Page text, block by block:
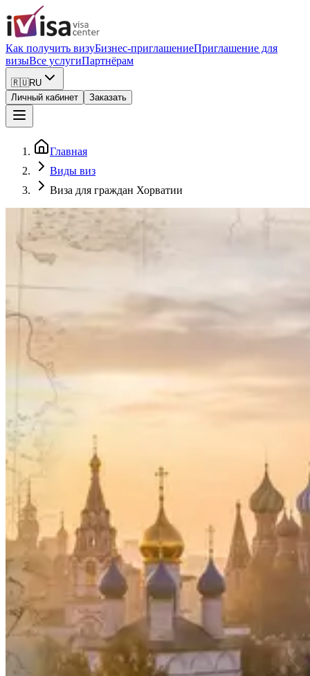
Как получить визуБизнес-приглашениеПриглашение для
визыВсе услугиПартнёрам
🇷🇺RU
Личный кабинет
Заказать
Главная
Виды виз
Виза для граждан Хорватии